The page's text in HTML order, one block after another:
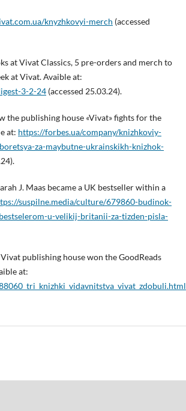
knyzhkovyi-merch (accessed
at Vivat Classics, 5 pre-orders and merch to
at Vivat. Avaible at:
3-2-24 (accessed 25.03.24).
the publishing house «Vivat» fights for the
at: https://forbes.ua/company/knizhkoviy-
za-maybutne-ukrainskikh-knizhok-
J. Maas became a UK bestseller within a
suspilne.media/culture/679860-budinok-
u-velikij-britanii-za-tizden-pisla-
publishing house won the GoodReads
at: